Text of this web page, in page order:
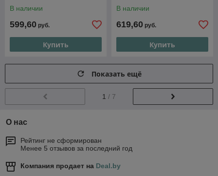
В наличии
599,60 руб.
Купить
В наличии
619,60 руб.
Купить
Показать ещё
1 / 7
О нас
Рейтинг не сформирован
Менее 5 отзывов за последний год
Компания продает на Deal.by